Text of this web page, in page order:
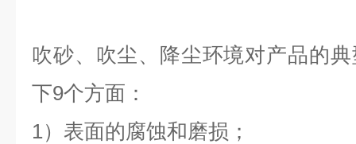
吹砂、吹尘、降尘环境对产品的
下9个方面：
1）表面的腐蚀和磨损；